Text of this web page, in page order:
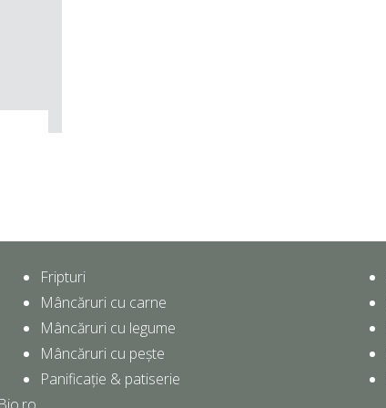
Fripturi
Mâncăruri cu carne
Mâncăruri cu legume
Mâncăruri cu pește
Panificație & patiserie